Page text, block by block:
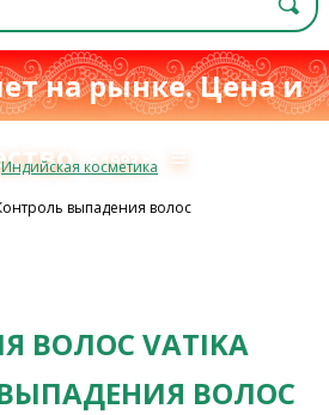
на рынке. Цена и
с 1993 г.≡
Индийская косметика
выпадения волос
ВОЛОС VATIKA
ВОЛОС